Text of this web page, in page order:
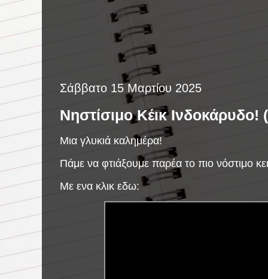
Σάββατο 15 Μαρτίου 2025
Νηστίσιμο Κέικ Ινδοκάρυδο!
Μια γλυκιά καλημέρα!
Πάμε να φτιάξουμε παρέα το πιο νόστιμο
Με ενα κλικ εδω: